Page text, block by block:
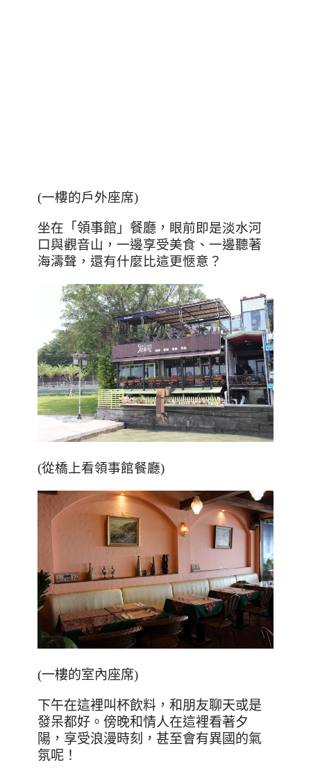
(一樓的戶外座席)
坐在 「領事館」餐廳， 眼前即是淡水河
口與觀音山，一邊享受美食、一邊聽著
海濤聲，還有什麼比這更愜意？
(從橋上看領事館餐廳)
(一樓的室內座席)
下午在這裡叫杯飲料，和朋友聊天或是
發呆都好。傍晚和情人在這裡看著夕
陽，享受浪漫時刻，甚至會有異國的氣
氛呢！